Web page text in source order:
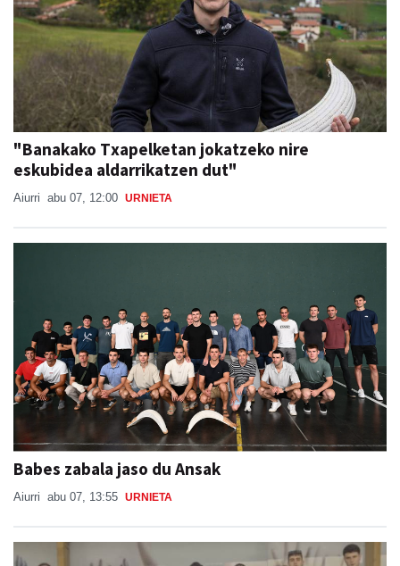
"Banakako Txapelketan jokatzeko nire
eskubidea aldarrikatzen dut"
Aiurri abu 07, 12:00 URNIETA
Babes zabala jaso du Ansak
Aiurri abu 07, 13:55 URNIETA